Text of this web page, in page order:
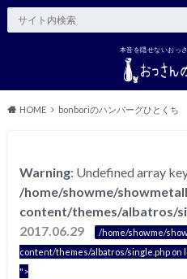
本音を隠せないおっ
HOME bonboriのハンバーグひとくち
Warning: Undefined array
/home/showme/
content/themes/albatros/
2017.06.29
/home/showme/
content/themes/albatros/single.php on
">